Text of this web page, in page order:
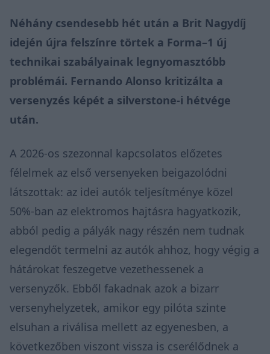
Néhány csendesebb hét után a Brit Nagydíj
idején újra felszínre törtek a Forma–1 új
technikai szabályainak legnyomasztóbb
problémái. Fernando Alonso kritizálta a
versenyzés képét a silverstone-i hétvége
után.
A 2026-os szezonnal kapcsolatos előzetes
félelmek az első versenyeken beigazolódni
látszottak: az idei autók teljesítménye közel
50%-ban az elektromos hajtásra hagyatkozik,
abból pedig a pályák nagy részén nem tudnak
elegendőt termelni az autók ahhoz, hogy végig a
hátárokat feszegetve vezethessenek a
versenyzők. Ebből fakadnak azok a bizarr
versenyhelyzetek, amikor egy pilóta szinte
elsuhan a riválisa mellett az egyenesben, a
következőben viszont vissza is cserélődnek a